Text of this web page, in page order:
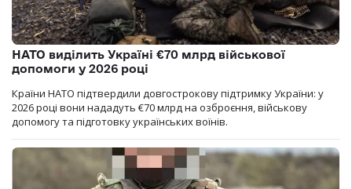
НАТО виділить Україні €70 млрд військової
допомоги у 2026 році
Країни НАТО підтвердили довгострокову підтримку України: у
2026 році вони нададуть €70 млрд на озброєння, військову
допомогу та підготовку українських воїнів.